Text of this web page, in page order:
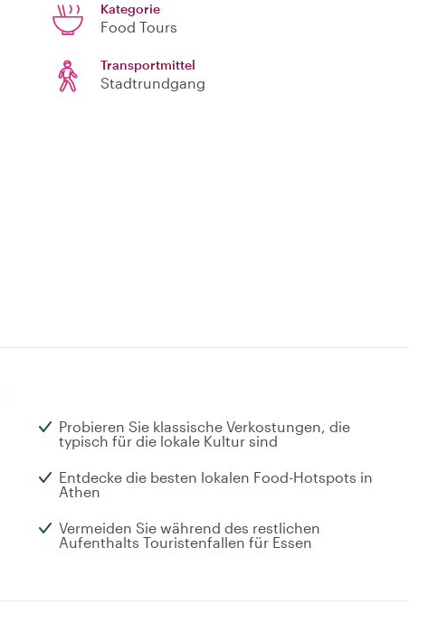
Kategorie
Food Tours
Transportmittel
Stadtrundgang
Probieren Sie klassische Verkostungen, die
typisch für die lokale Kultur sind
Entdecke die besten lokalen Food-Hotspots in
Athen
Vermeiden Sie während des restlichen
Aufenthalts Touristenfallen für Essen